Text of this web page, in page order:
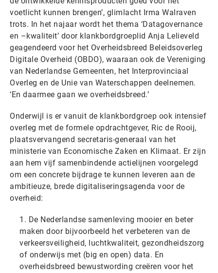
voetlicht kunnen brengen’, glimlacht Irma Walraven
trots. In het najaar wordt het thema ‘Datagovernance
en –kwaliteit’ door klankbordgroeplid Anja Lelieveld
geagendeerd voor het Overheidsbreed Beleidsoverleg
Digitale Overheid (OBDO), waaraan ook de Vereniging
van Nederlandse Gemeenten, het Interprovinciaal
Overleg en de Unie van Waterschappen deelnemen.
‘En daarmee gaan we overheidsbreed.’
Onderwijl is er vanuit de klankbordgroep ook intensief
overleg met de formele opdrachtgever, Ric de Rooij,
plaatsvervangend secretaris-generaal van het
ministerie van Economische Zaken en Klimaat. Er zijn
aan hem vijf samenbindende actielijnen voorgelegd
om een concrete bijdrage te kunnen leveren aan de
ambitieuze, brede digitaliseringsagenda voor de
overheid:
De Nederlandse samenleving mooier en beter
maken door bijvoorbeeld het verbeteren van de
verkeersveiligheid, luchtkwaliteit, gezondheidszorg
of onderwijs met (big en open) data. En
overheidsbreed bewustwording creëren voor het